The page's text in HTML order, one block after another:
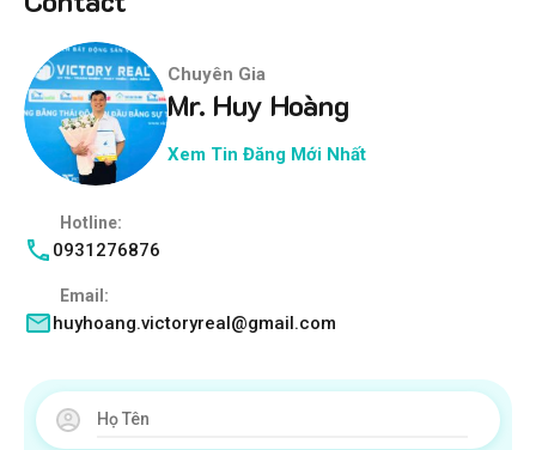
Chuyên Gia
Mr. Huy Hoàng
Xem Tin Đăng Mới Nhất
Hotline:
0931276876
Email:
huyhoang.victoryreal@gmail.com